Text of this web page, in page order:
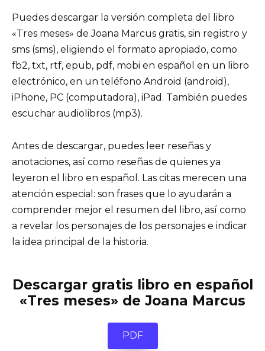
Puedes descargar la versión completa del libro
«Tres meses» de Joana Marcus gratis, sin registro y
sms (sms), eligiendo el formato apropiado, como
fb2, txt, rtf, epub, pdf, mobi en español en un libro
electrónico, en un teléfono Android (android),
iPhone, PC (computadora), iPad. También puedes
escuchar audiolibros (mp3).
Antes de descargar, puedes leer reseñas y
anotaciones, así como reseñas de quienes ya
leyeron el libro en español. Las citas merecen una
atención especial: son frases que lo ayudarán a
comprender mejor el resumen del libro, así como
a revelar los personajes de los personajes e indicar
la idea principal de la historia.
Descargar gratis libro en español
«Tres meses» de Joana Marcus
PDF